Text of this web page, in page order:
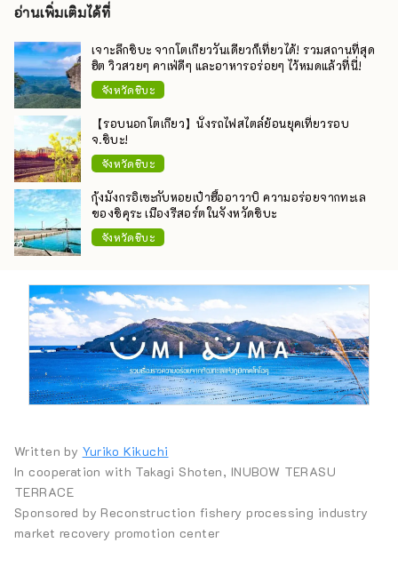
อ่านเพิ่มเติมได้ที่
เจาะลึกชิบะ จากโตเกียววันเดียวก็เที่ยวได้! รวมสถานที่สุด
ฮิต วิวสวยๆ คาเฟ่ดีๆ และอาหารอร่อยๆ ไว้หมดแล้วที่นี่!
จังหวัดชิบะ
【รอบนอกโตเกียว】นั่งรถไฟสไตล์ย้อนยุคเที่ยวรอบ
จ.ชิบะ!
จังหวัดชิบะ
กุ้งมังกรอิเซะกับหอยเป๋าฮื้ออาวาบิ ความอร่อยจากทะเล
ของชิคุระ เมืองรีสอร์ตในจังหวัดชิบะ
จังหวัดชิบะ
Written by Yuriko Kikuchi
In cooperation with Takagi Shoten, INUBOW TERASU
TERRACE
Sponsored by Reconstruction fishery processing industry
market recovery promotion center